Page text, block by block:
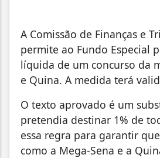
A Comissão de Finanças e
permite ao Fundo Especial
líquida de um concurso da
e Quina. A medida terá
O texto aprovado é um
pretendia destinar 1% de
essa regra para garantir
como a Mega-Sena e a